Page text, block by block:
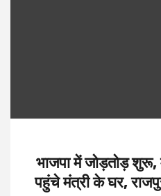
भाजपा में जोड़तोड़ शुरू,
पहुंचे मंत्री के घर,